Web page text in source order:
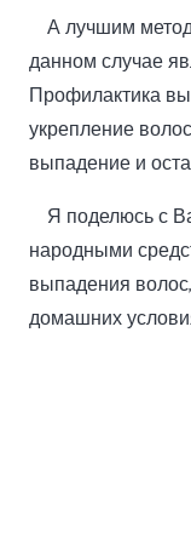
А лучшим
данном случае
Профилактика
укрепление
выпадение и
Я поделюсь с
народными
выпадения
домашних